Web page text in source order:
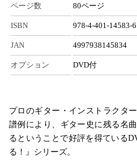
ページ数 80ページ
ISBN 978-4-401-14583-6
JAN 4997938145834
オプション DVD付
プロのギター・インストラクタ
譜例により、ギター史に残る名
るということで好評を得ている
る！』シリーズ。